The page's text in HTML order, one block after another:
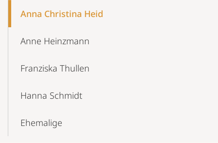
Anna Christina Heid
Anne Heinzmann
Franziska Thullen
Hanna Schmidt
Ehemalige